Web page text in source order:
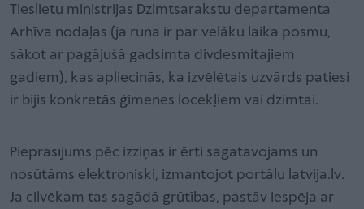
Tieslietu ministrijas Dzimtsarakstu departamenta
Arhīva nodaļas (ja runa ir par vēlāku laika posmu,
sākot ar pagājušā gadsimta divdesmitajiem
gadiem), kas apliecinās, ka izvēlētais uzvārds patiesi
ir bijis konkrētās ģimenes locekļiem vai dzimtai.
Pieprasījums pēc izziņas ir ērti sagatavojams un
nosūtāms elektroniski, izmantojot portālu latvija.lv.
Ja cilvēkam tas sagādā grūtības, pastāv iespēja ar